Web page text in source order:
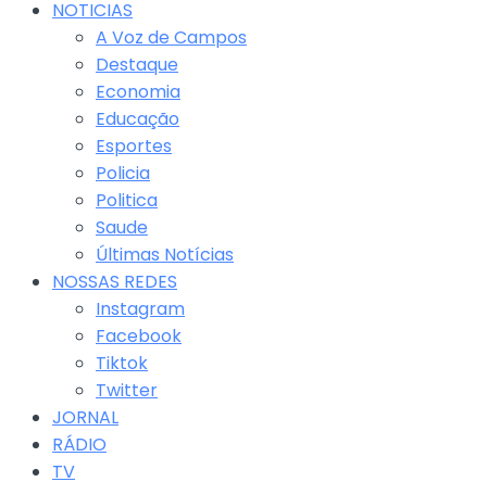
NOTICIAS
A Voz de Campos
Destaque
Economia
Educação
Esportes
Policia
Politica
Saude
Últimas Notícias
NOSSAS REDES
Instagram
Facebook
Tiktok
Twitter
JORNAL
RÁDIO
TV